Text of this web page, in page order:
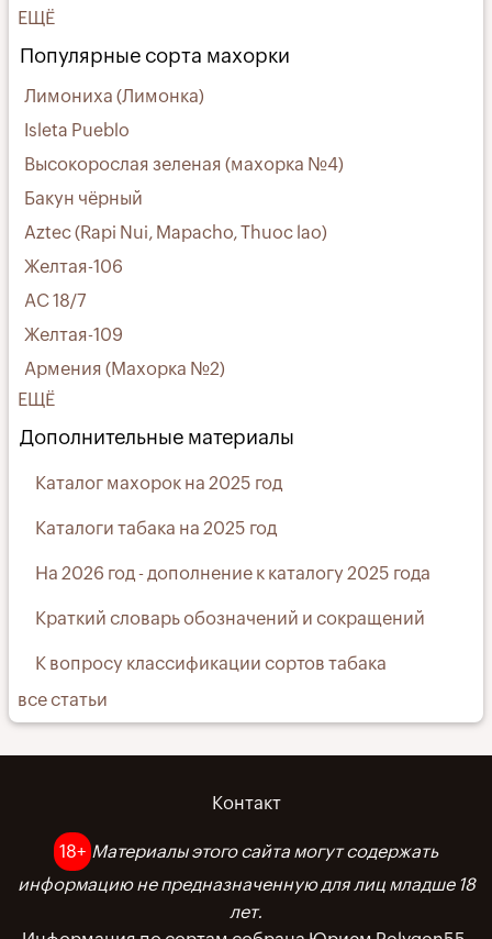
ЕЩЁ
Популярные сорта махорки
Лимониха (Лимонка)
Isleta Pueblo
Высокорослая зеленая (махорка №4)
Бакун чёрный
Aztec (Rapi Nui, Mapacho, Thuoc lao)
Желтая-106
АС 18/7
Желтая-109
Армения (Махорка №2)
ЕЩЁ
Дополнительные материалы
Каталог махорок на 2025 год
Каталоги табака на 2025 год
На 2026 год - дополнение к каталогу 2025 года
Краткий словарь обозначений и сокращений
К вопросу классификации сортов табака
все статьи
подвале
Контакт
18+ Материалы этого сайта могут содержать
информацию не предназначенную для лиц младше 18
лет.